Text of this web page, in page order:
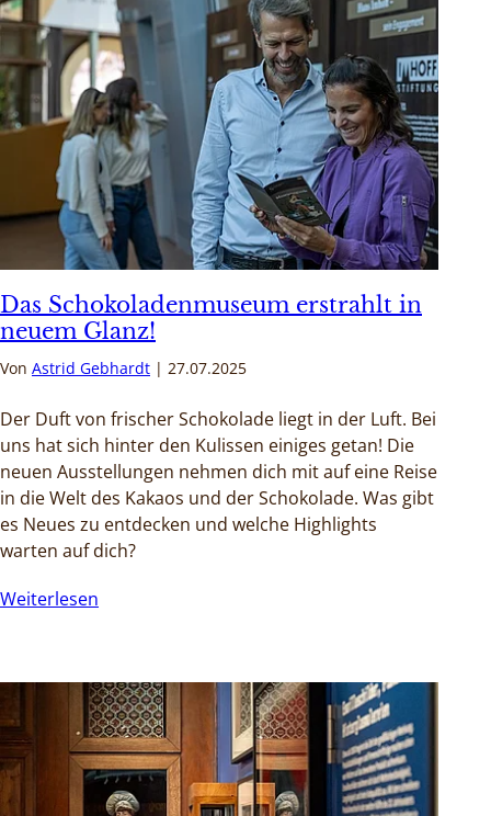
Das Schokoladenmuseum erstrahlt in
neuem Glanz!
Von Astrid Gebhardt 27.07.2025
Der Duft von frischer Schokolade liegt in der Luft. Bei
uns hat sich hinter den Kulissen einiges getan! Die
neuen Ausstellungen nehmen dich mit auf eine Reise
in die Welt des Kakaos und der Schokolade. Was gibt
es Neues zu entdecken und welche Highlights
warten auf dich?
Weiterlesen